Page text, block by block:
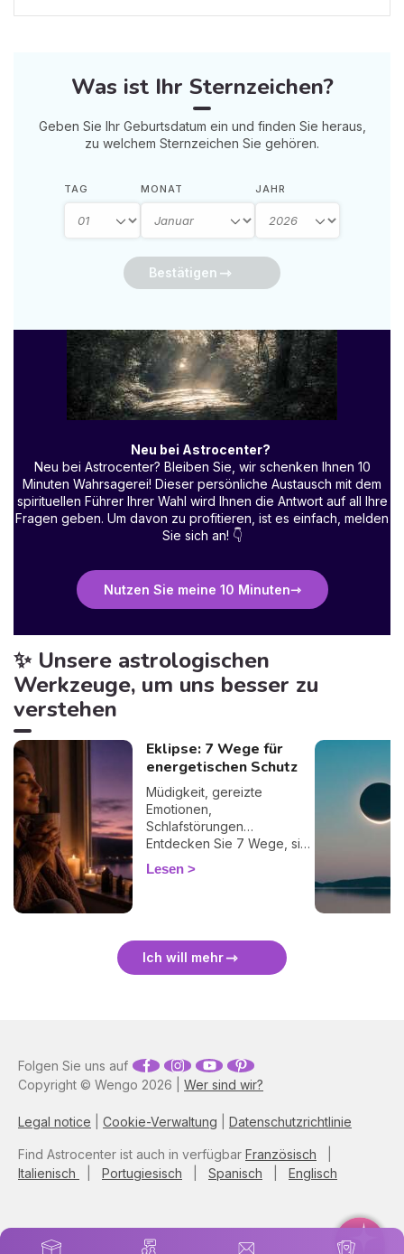
Was ist Ihr Sternzeichen?
Geben Sie Ihr Geburtsdatum ein und finden Sie heraus,
zu welchem Sternzeichen Sie gehören.
TAG MONAT JAHR
Bestätigen
Neu bei Astrocenter?
Neu bei Astrocenter? Bleiben Sie, wir schenken Ihnen 10
Minuten Wahrsagerei! Dieser persönliche Austausch mit dem
spirituellen Führer Ihrer Wahl wird Ihnen die Antwort auf all Ihre
Fragen geben. Um davon zu profitieren, ist es einfach, melden
Sie sich an! 👇
Nutzen Sie meine 10 Minuten
✨ Unsere astrologischen
Werkzeuge, um uns besser zu
verstehen
Eklipse: 7 Wege für
energetischen Schutz
Müdigkeit, gereizte
Emotionen,
Schlafstörungen…
Entdecken Sie 7 Wege, sich
bei einer Finsternis
energetisch zu schützen
Lesen
Ich will mehr
Copyright © Wengo 2026 | Wer sind wir?
Legal notice Cookie-Verwaltung Datenschutzrichtlinie
Folgen Sie uns auf
Find Astrocenter ist auch in verfügbar Französisch
Italienisch
Portugiesisch Spanisch Englisch